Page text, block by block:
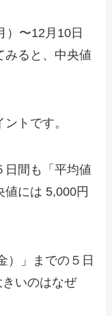
）〜12月10日
みると、中央値
トです。
日間も「平均値
値には 5,000円
）」までの５日
いのはなぜ